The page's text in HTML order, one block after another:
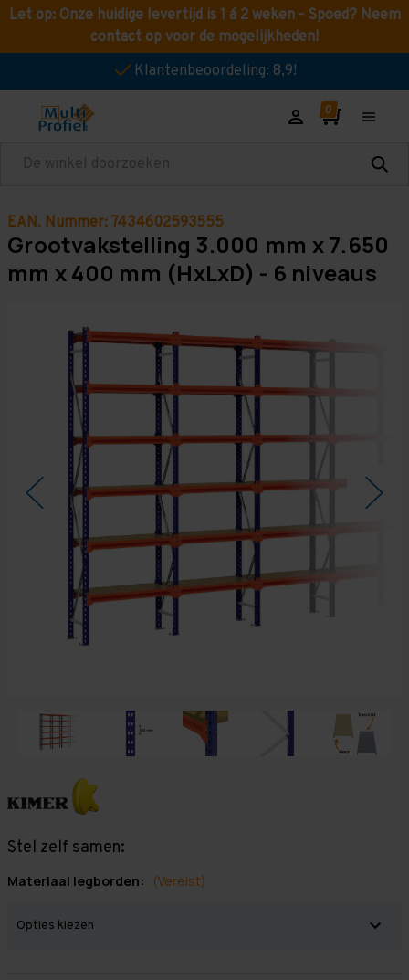
Let op: Onze huidige levertijd is 1 á 2 weken - Spoed? Neem
contact op voor de mogelijkheden!
Klantenbeoordeling: 8,9!
Zoeken
EAN. Nummer: 7434602593555
Grootvakstelling 3.000 mm x 7.650
mm x 400 mm (HxLxD) - 6 niveaus
Stel zelf samen:
Materiaal legborden: (Vereist)